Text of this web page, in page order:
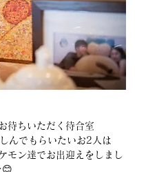
待ちいただく待合室
んでもらいたいお2人は
モン達でお出迎えをしまし
😊